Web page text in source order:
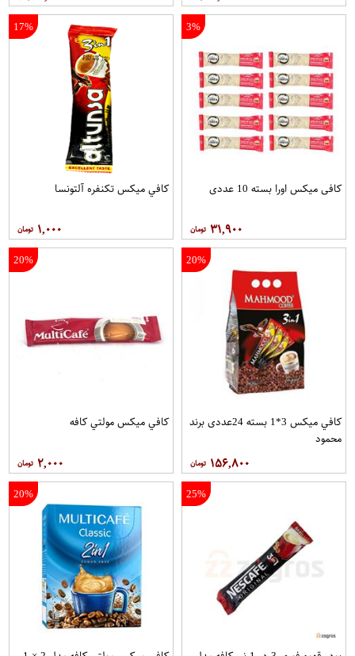
3%
کافی میکس اورا بسته 10 عددی
۳۱,۹۰۰
17%
کافي ميکس تکنفره آلتونسا
۱,۰۰۰
20%
کافي ميکس 3*1 بسته 24عددی برند
محمود
۱۵۶,۸۰۰
20%
کافي ميکس مولتي کافه
۲,۰۰۰
25%
20%